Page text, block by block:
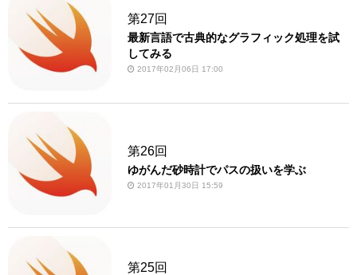
第27回
最新言語で古典的なグラフィック処理を試
してみる
2017年02月06日 17:00
第26回
ゆがんだ砂時計でパスの扱いを学ぶ
2017年01月30日 15:59
第25回